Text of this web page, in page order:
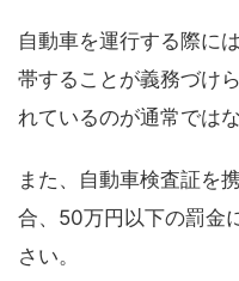
自動車を運行する際に
帯することが義務づけ
れているのが通常では
また、自動車検査証を
合、50万円以下の罰金
さい。